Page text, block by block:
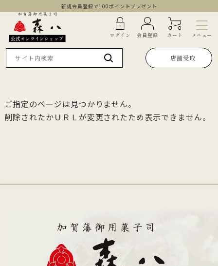
新規会員登録で100ポイントプレゼント
公式オンラインショップ ログイン 会員登録 カート メニュー
店舗受取
ご指定のページは見つかりません。
削除されたかＵＲＬが変更されたため表示できません。